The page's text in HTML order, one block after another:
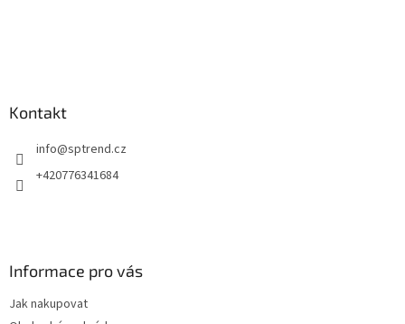
Kontakt
info@sptrend.cz
+420776341684
Informace pro vás
Jak nakupovat